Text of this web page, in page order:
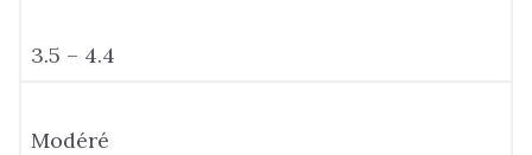
3.5 – 4.4
Modéré